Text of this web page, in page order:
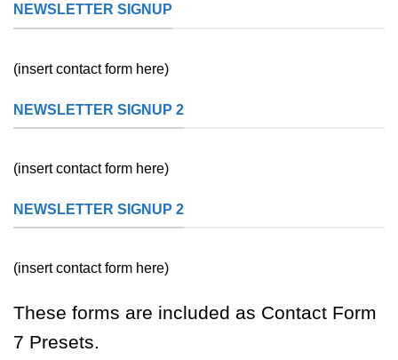
NEWSLETTER SIGNUP
(insert contact form here)
NEWSLETTER SIGNUP 2
(insert contact form here)
NEWSLETTER SIGNUP 2
(insert contact form here)
These forms are included as Contact Form
7 Presets.